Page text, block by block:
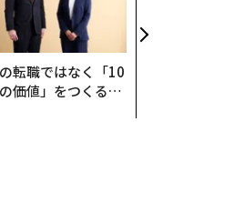
転職ではなく「10
価値」をつくる─